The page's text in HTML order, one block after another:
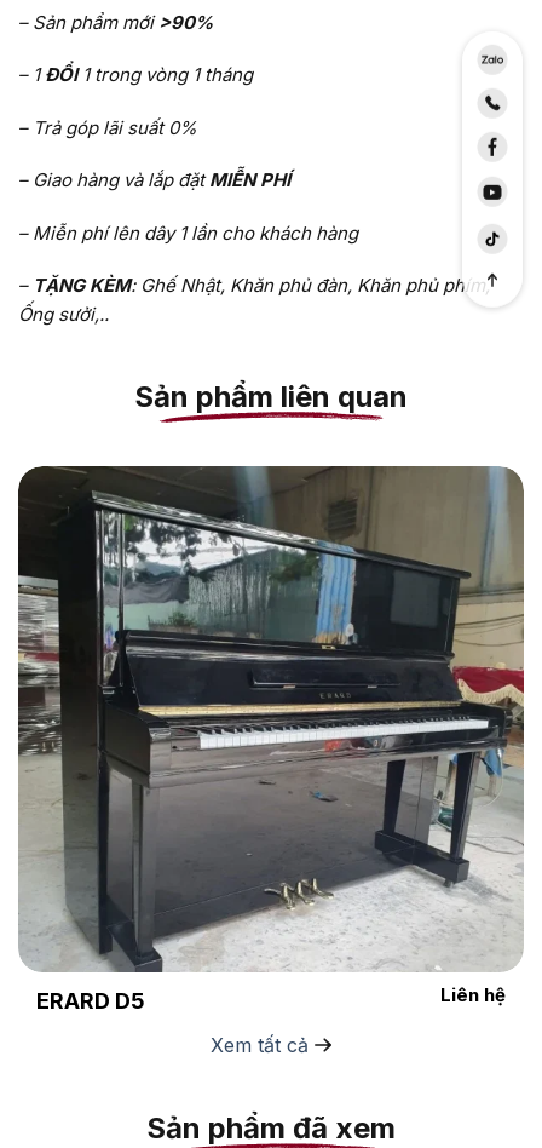
– Sản phẩm mới >90%
– 1ĐỔI 1 trong vòng 1 tháng
– Trả góp lãi suất 0%
– Giao hàng và lắp đặtMIỄN PHÍ
– Miễn phí lên dây 1 lần cho khách hàng
– TẶNG KÈM: Ghế Nhật, Khăn phủ đàn, Khăn phủ phím,
Ống sưởi,..
Sản phẩm liên quan
ERARD D5 Liên hệ
Xem tất cả
Sản phẩm đã xem